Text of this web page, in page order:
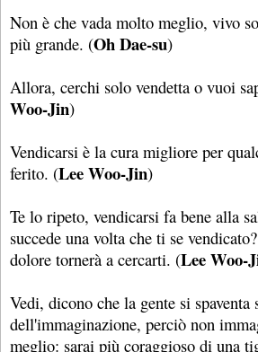
Non è che vada molto meglio, vivo
più grande. (Oh Dae-su)
Allora, cerchi solo vendetta o vuoi
Woo-Jin)
Vendicarsi è la cura migliore per
ferito. (Lee Woo-Jin)
Te lo ripeto, vendicarsi fa bene alla
succede una volta che ti se
dolore tornerà a cercarti. (Lee Woo-
Vedi, dicono che la gente si
dell'immaginazione, perciò non
meglio: sarai più coraggioso di una